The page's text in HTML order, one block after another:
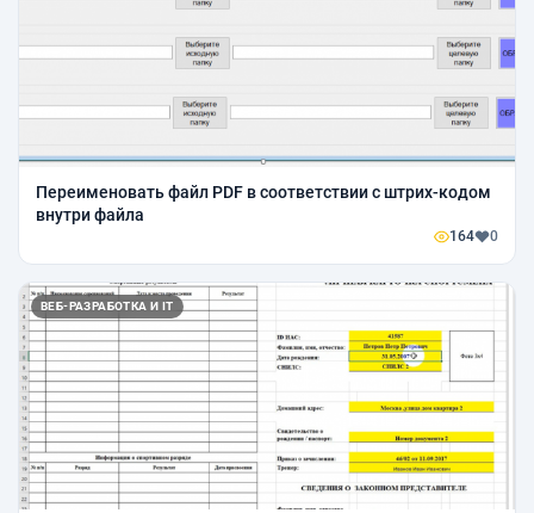
Переименовать файл PDF в соответствии с штрих-кодом
внутри файла
164 0
ВЕБ-РАЗРАБОТКА И IT